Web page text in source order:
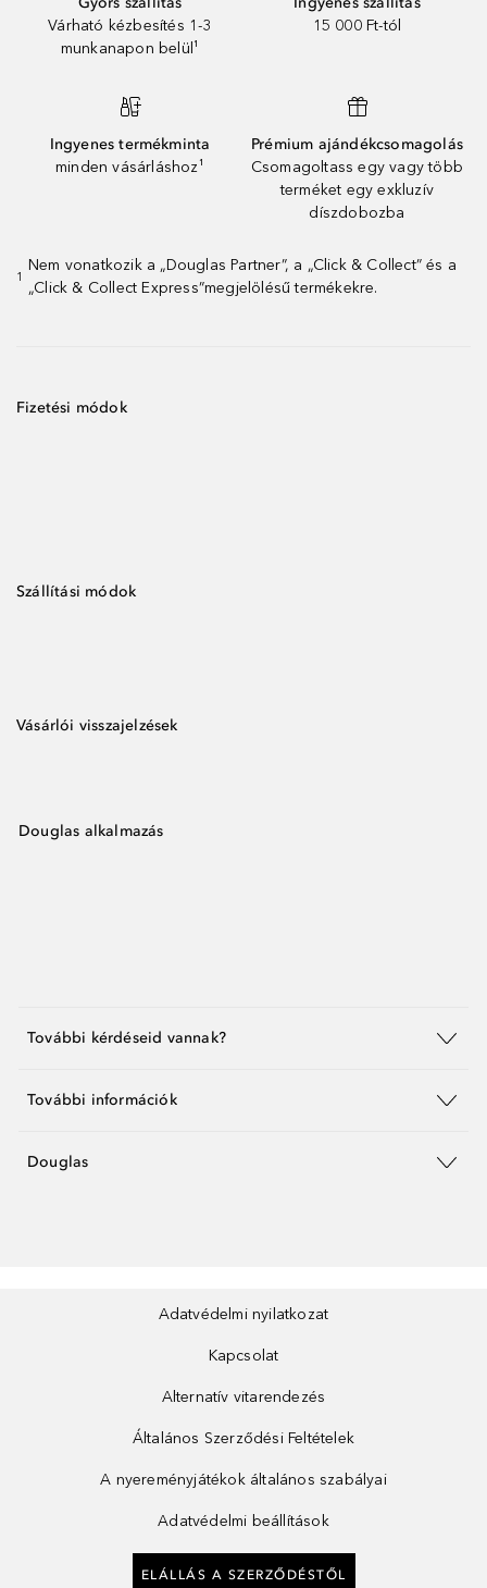
Várható kézbesítés 1-3
munkanapon belül¹
15 000 Ft-tól
Ingyenes termékminta
minden vásárláshoz¹
Prémium ajándékcsomagolás
Csomagoltass egy vagy több
terméket egy exkluzív
díszdobozba
1
Nem vonatkozik a „Douglas Partner”, a „Click & Collect” és a
„Click & Collect Express”megjelölésű termékekre.
Fizetési módok
Szállítási módok
Vásárlói visszajelzések
Douglas alkalmazás
További kérdéseid vannak?
További információk
Douglas
Adatvédelmi nyilatkozat
Kapcsolat
Alternatív vitarendezés
Általános Szerződési Feltételek
A nyereményjátékok általános szabályai
Adatvédelmi beállítások
ELÁLLÁS A SZERZŐDÉSTŐL